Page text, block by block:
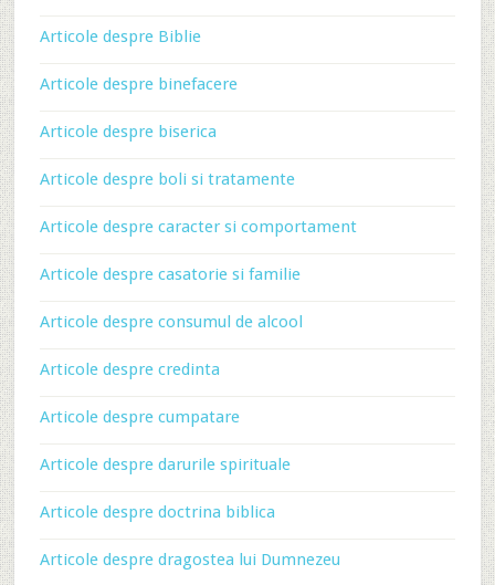
Articole despre Biblie
Articole despre binefacere
Articole despre biserica
Articole despre boli si tratamente
Articole despre caracter si comportament
Articole despre casatorie si familie
Articole despre consumul de alcool
Articole despre credinta
Articole despre cumpatare
Articole despre darurile spirituale
Articole despre doctrina biblica
Articole despre dragostea lui Dumnezeu